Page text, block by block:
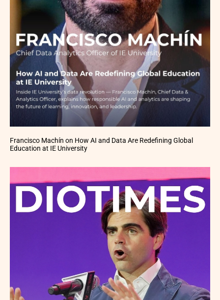
Francisco Machín on How AI and Data Are Redefining Global
Education at IE University